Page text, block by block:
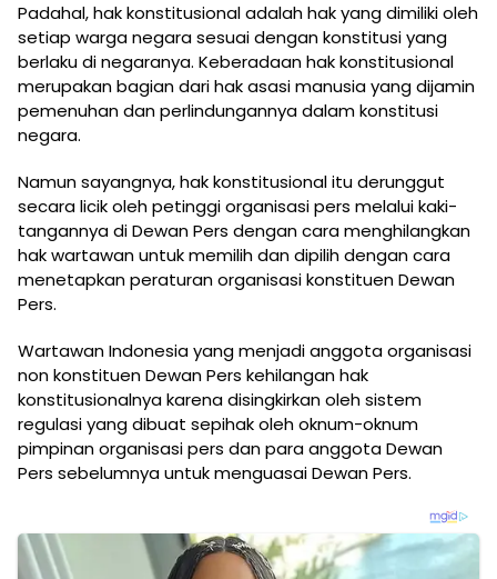
Padahal, hak konstitusional adalah hak yang dimiliki oleh
setiap warga negara sesuai dengan konstitusi yang
berlaku di negaranya. Keberadaan hak konstitusional
merupakan bagian dari hak asasi manusia yang dijamin
pemenuhan dan perlindungannya dalam konstitusi
negara.
Namun sayangnya, hak konstitusional itu derunggut
secara licik oleh petinggi organisasi pers melalui kaki-
tangannya di Dewan Pers dengan cara menghilangkan
hak wartawan untuk memilih dan dipilih dengan cara
menetapkan peraturan organisasi konstituen Dewan
Pers.
Wartawan Indonesia yang menjadi anggota organisasi
non konstituen Dewan Pers kehilangan hak
konstitusionalnya karena disingkirkan oleh sistem
regulasi yang dibuat sepihak oleh oknum-oknum
pimpinan organisasi pers dan para anggota Dewan
Pers sebelumnya untuk menguasai Dewan Pers.